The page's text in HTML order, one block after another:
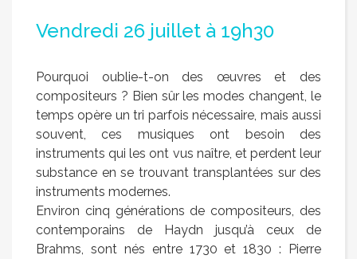
Vendredi 26 juillet à 19h30
Pourquoi oublie-t-on des œuvres et des
compositeurs ? Bien sûr les modes changent, le
temps opère un tri parfois nécessaire, mais aussi
souvent, ces musiques ont besoin des
instruments qui les ont vus naître, et perdent leur
substance en se trouvant transplantées sur des
instruments modernes.
Environ cinq générations de compositeurs, des
contemporains de Haydn jusqu’à ceux de
Brahms, sont nés entre 1730 et 1830 : Pierre